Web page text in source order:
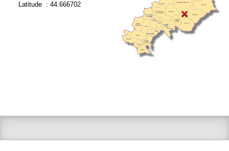
Latitude : 44.666702